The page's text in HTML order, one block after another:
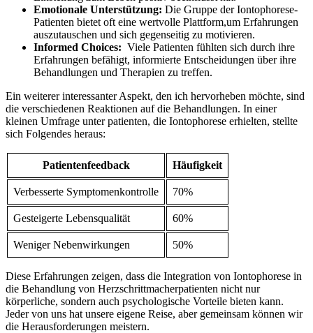
Emotionale Unterstützung: Die⁣ Gruppe der Iontophorese-
Patienten bietet oft eine wertvolle Plattform,um Erfahrungen
auszutauschen und sich gegenseitig zu motivieren.
Informed Choices: ‌ Viele Patienten fühlten sich durch⁤ ihre
Erfahrungen befähigt, informierte Entscheidungen über ihre
Behandlungen und Therapien zu treffen.
Ein ‌weiterer ⁢interessanter Aspekt,⁢ den ich hervorheben möchte, sind
die verschiedenen Reaktionen auf die Behandlungen. In​ einer
kleinen Umfrage unter patienten, die Iontophorese erhielten, stellte
sich Folgendes heraus:
Patientenfeedback Häufigkeit
Verbesserte Symptomenkontrolle 70%
Gesteigerte Lebensqualität 60%
Weniger Nebenwirkungen 50%
Diese Erfahrungen zeigen, dass ‌die Integration von Iontophorese in
die Behandlung von Herzschrittmacherpatienten‌ nicht nur
körperliche,⁤ sondern auch psychologische Vorteile bieten kann.
Jeder von uns⁣ hat unsere⁣ eigene Reise, aber gemeinsam können wir
die Herausforderungen meistern.